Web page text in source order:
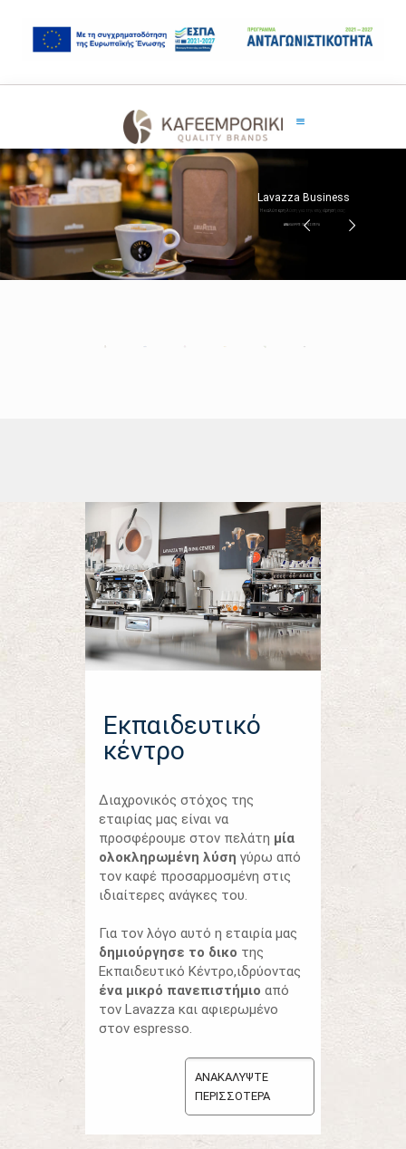
Lavazza Business
Η καλύτερη λύση για την επιχείρησή σας.
ΑΝΑΚΑΛΥΨΤΕ ΠΕΡΙΣΣΟΤΕΡΑ
Εκπαιδευτικό
κέντρο
Διαχρονικός στόχος της
εταιρίας μας είναι να
προσφέρουμε στον πελάτη μία
ολοκληρωμένη λύση γύρω από
τον καφέ προσαρμοσμένη στις
ιδιαίτερες ανάγκες του.
Για τον λόγο αυτό η εταιρία μας
δημιούργησε το δικο της
Εκπαιδευτικό Κέντρο,ιδρύοντας
ένα μικρό πανεπιστήμιο από
τον Lavazza και αφιερωμένo
στον espresso.
ΑΝΑΚΑΛΥΨΤΕ
ΠΕΡΙΣΣΟΤΕΡΑ